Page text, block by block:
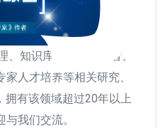
、知识库、知识工作者、
人才培养等相关研究、
拥有该领域超过20年以上
我们交流。